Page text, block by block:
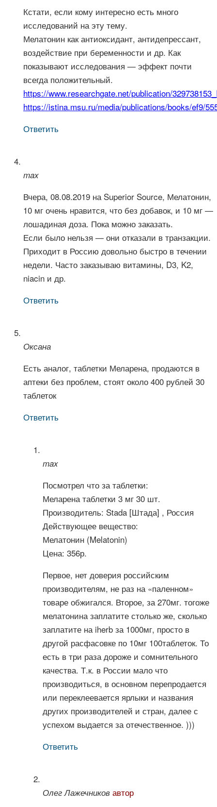
Кстати, если кому интересно есть много
исследований на эту тему.
Мелатонин как антиоксидант, антидепрессант,
воздействие при беременности и др. Как
показывают исследования — эффект почти
всегда положительный.
https://www.researchgate.net/publication/
https://istina.msu.ru/media/publications/books/ef9/
Ответить
max
Вчера, 08.08.2019 на Superior Source, Мелатонин,
10 мг очень нравится, что без добавок, и 10 мг —
лошадиная доза. Пока можно заказать.
Если было нельзя — они отказали в транзакции.
Приходит в Россию довольно быстро в течении
недели. Часто заказываю витамины, D3, K2,
niacin и др.
Ответить
Оксана
Есть аналог, таблетки Меларена, продаются в
аптеки без проблем, стоят около 400 рублей 30
таблеток
Ответить
max
Посмотрел что за таблетки:
Меларена таблетки 3 мг 30 шт.
Производитель: Stada [Штада] , Россия
Действующее вещество:
Мелатонин (Melatonin)
Цена: 356р.
Первое, нет доверия российским
производителям, не раз на «паленном»
товаре обжигался. Второе, за 270мг. тогоже
мелатонина заплатите столько же, сколько
заплатите на iherb за 1000мг, просто в
другой расфасовке по 10мг 100таблеток. То
есть в три раза дороже и сомнительного
качества. Т.к. в России мало что
производиться, в основном перепродается
или переклеевается ярлыки и названия
других производителей и стран, далее с
успехом выдается за отечественное. )))
Ответить
Олег Лажечников автор